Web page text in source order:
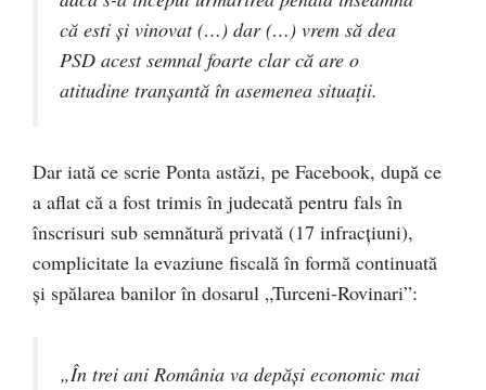
că esti și vinovat (…) dar (…) vrem să dea
PSD acest semnal foarte clar că are o
atitudine tranșantă în asemenea situații.
Dar iată ce scrie Ponta astăzi, pe Facebook, după ce
a aflat că a fost trimis în judecată pentru fals în
înscrisuri sub semnătură privată (17 infracţiuni),
complicitate la evaziune fiscală în formă continuată
şi spălarea banilor în dosarul „Turceni-Rovinari”:
„În trei ani România va depăşi economic mai